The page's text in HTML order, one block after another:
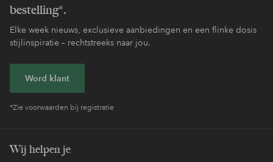
bestelling*.
Elke week nieuws, exclusieve aanbiedingen en een flinke dosis
stijlinspiratie – rechtstreeks naar jou.
Word klant
*Zie voorwaarden bij registratie
Wij helpen je